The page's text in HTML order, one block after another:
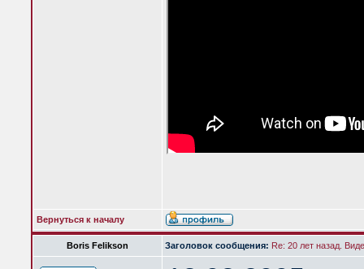
Вернуться к началу
Boris Felikson Заголовок сообщения: Re: 20 лет назад.